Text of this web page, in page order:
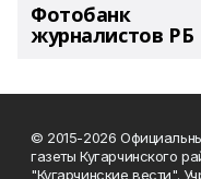
Фотобанк
журналистов РБ
© 2015-2026
газеты Кугарчинского
"Кугарчинские вести".